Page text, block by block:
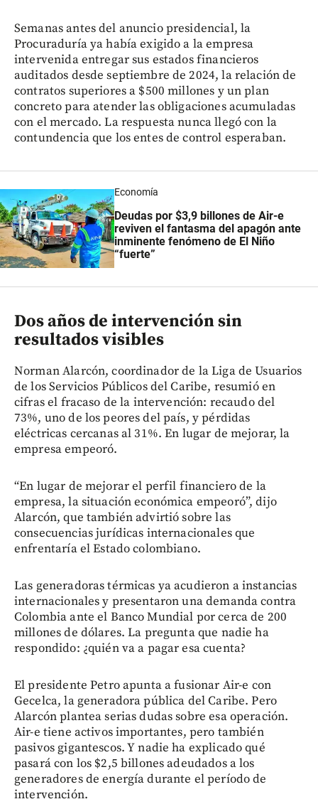
Semanas antes del anuncio presidencial, la
Procuraduría ya había exigido a la empresa
intervenida entregar sus estados financieros
auditados desde septiembre de 2024, la relación de
contratos superiores a $500 millones y un plan
concreto para atender las obligaciones acumuladas
con el mercado. La respuesta nunca llegó con la
contundencia que los entes de control esperaban.
Economía
Deudas por $3,9 billones de Air-e
reviven el fantasma del apagón ante
inminente fenómeno de El Niño
“fuerte”
Dos años de intervención sin
resultados visibles
Norman Alarcón, coordinador de la Liga de Usuarios
de los Servicios Públicos del Caribe, resumió en
cifras el fracaso de la intervención: recaudo del
73%, uno de los peores del país, y pérdidas
eléctricas cercanas al 31%. En lugar de mejorar, la
empresa empeoró.
“En lugar de mejorar el perfil financiero de la
empresa, la situación económica empeoró”, dijo
Alarcón, que también advirtió sobre las
consecuencias jurídicas internacionales que
enfrentaría el Estado colombiano.
Las generadoras térmicas ya acudieron a instancias
internacionales y presentaron una demanda contra
Colombia ante el Banco Mundial por cerca de 200
millones de dólares. La pregunta que nadie ha
respondido: ¿quién va a pagar esa cuenta?
El presidente Petro apunta a fusionar Air-e con
Gecelca, la generadora pública del Caribe. Pero
Alarcón plantea serias dudas sobre esa operación.
Air-e tiene activos importantes, pero también
pasivos gigantescos. Y nadie ha explicado qué
pasará con los $2,5 billones adeudados a los
generadores de energía durante el período de
intervención.